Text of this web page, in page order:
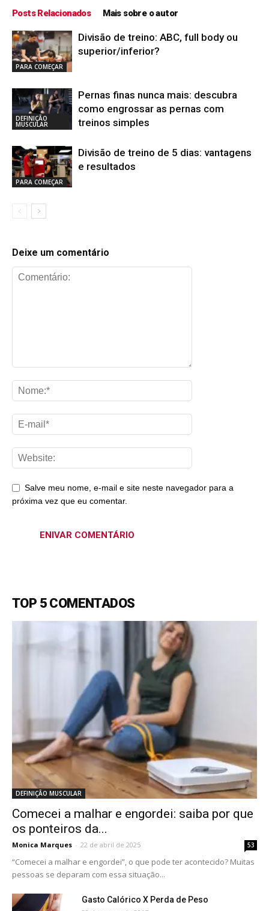
Posts Relacionados Mais sobre o autor
PARA COMEÇAR
Divisão de treino: ABC, full body ou
superior/inferior?
DEFINIÇÃO
MUSCULAR
Pernas finas nunca mais: descubra
como engrossar as pernas com
treinos simples
PARA COMEÇAR
Divisão de treino de 5 dias: vantagens
e resultados
Deixe um comentário
Salve meu nome, e-mail e site neste navegador para a
próxima vez que eu comentar.
TOP 5 COMENTADOS
DEFINIÇÃO MUSCULAR
Comecei a malhar e engordei: saiba por que
os ponteiros da...
Monica Marques - 22 de abril de 2025 53
“Comecei a malhar e engordei”, o que pode ter acontecido? Muitas
pessoas se deparam com essa situação...
Gasto Calórico X Perda de Peso